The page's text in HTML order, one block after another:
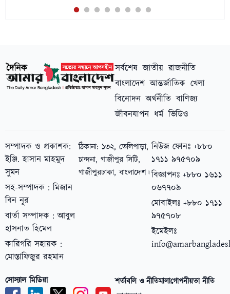
সর্বশেষ জাতীয় রাজনীতি
বাংলাদেশ আন্তর্জাতিক খেলা
বিনোদন অর্থনীতি বাণিজ্য
জীবনযাপন ধর্ম ভিডিও
সম্পাদক ও প্রকাশক:
ইঞ্জি. হাসান মাহমুদ
সুমন
সহ-সম্পাদক : মিজান
বিন নূর
বার্তা সম্পাদক : আবুল
হাসনাত হিমেল
কারিগরি সহায়ক :
মোস্তাফিজুর রহমান
ঠিকানা: ১৩২, তেলিপাড়া,
চান্দনা, গাজীপুর সিটি,
গাজীপুরঢাকা, বাংলাদেশ।
নিউজ ফোনঃ +৮৮০
১৭১১ ৯৭৫৭০৯
বিজ্ঞাপনঃ +৮৮০ ১৬১১
০৬৭৭০৯
মোবাইলঃ +৮৮০ ১৭১১
৯৭৫৭০৮
ইমেইলঃ
সোস্যাল মিডিয়া শর্তাবলি ও নীতিমালাগোপনীয়তা নীতি